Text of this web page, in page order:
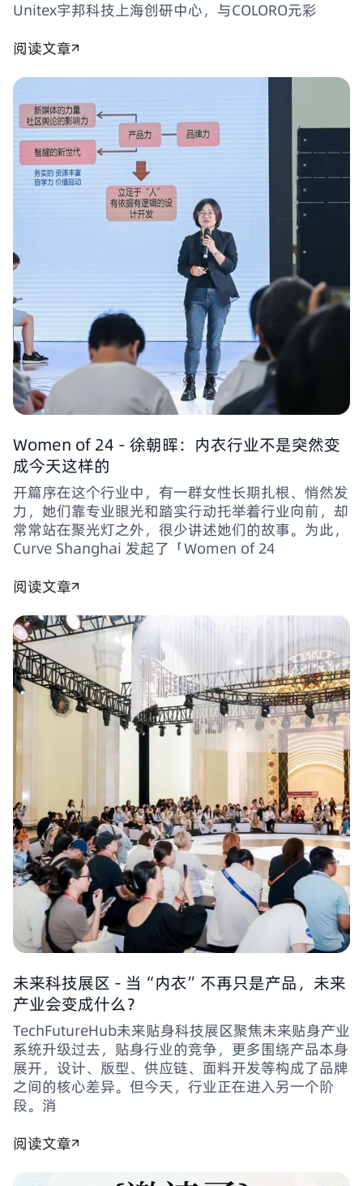
Unitex宇邦科技上海创研中心，与COLORO元彩
阅读文章
Women of 24 - 徐朝晖：内衣行业不是突然变
成今天这样的
开篇序在这个行业中，有一群女性长期扎根、悄然发
力，她们靠专业眼光和踏实行动托举着行业向前，却
常常站在聚光灯之外，很少讲述她们的故事。为此，
Curve Shanghai 发起了「Women of 24
阅读文章
未来科技展区 - 当“内衣”不再只是产品，未来
产业会变成什么？
TechFutureHub未来贴身科技展区聚焦未来贴身产业
系统升级过去，贴身行业的竞争，更多围绕产品本身
展开，设计、版型、供应链、面料开发等构成了品牌
之间的核心差异。但今天，行业正在进入另一个阶
段。消
阅读文章